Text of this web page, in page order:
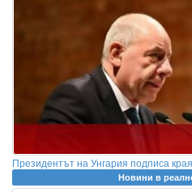
Президентът на Унгария подписа
Новини в